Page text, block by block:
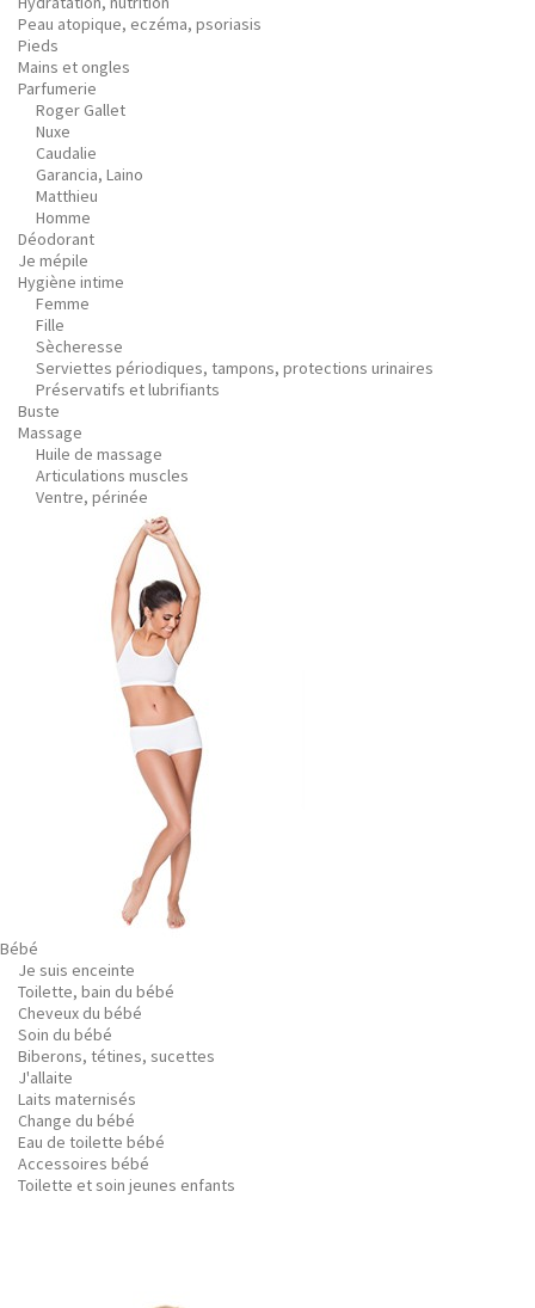
Peau atopique, eczéma, psoriasis
Pieds
Mains et ongles
Parfumerie
Roger Gallet
Nuxe
Caudalie
Garancia, Laino
Matthieu
Homme
Déodorant
Je mépile
Hygiène intime
Femme
Fille
Sècheresse
Serviettes périodiques, tampons, protections urinaires
Préservatifs et lubrifiants
Buste
Massage
Huile de massage
Articulations muscles
Ventre, périnée
Bébé
Je suis enceinte
Toilette, bain du bébé
Cheveux du bébé
Soin du bébé
Biberons, tétines, sucettes
J'allaite
Laits maternisés
Change du bébé
Eau de toilette bébé
Accessoires bébé
Toilette et soin jeunes enfants